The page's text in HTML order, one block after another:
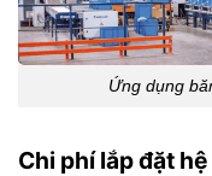
Ứng dụng
Chi phí lắp đặt